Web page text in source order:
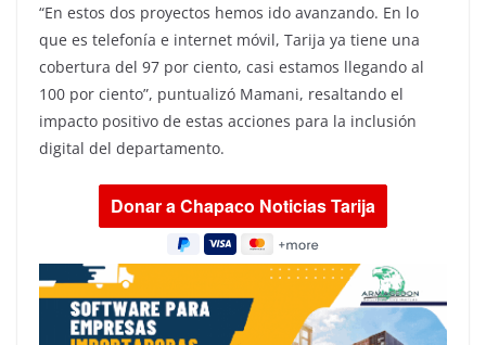
“En estos dos proyectos hemos ido avanzando. En lo
que es telefonía e internet móvil, Tarija ya tiene una
cobertura del 97 por ciento, casi estamos llegando al
100 por ciento”, puntualizó Mamani, resaltando el
impacto positivo de estas acciones para la inclusión
digital del departamento.